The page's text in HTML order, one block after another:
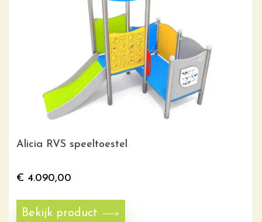
Alicia RVS speeltoestel
€ 4.090,00
Bekijk product